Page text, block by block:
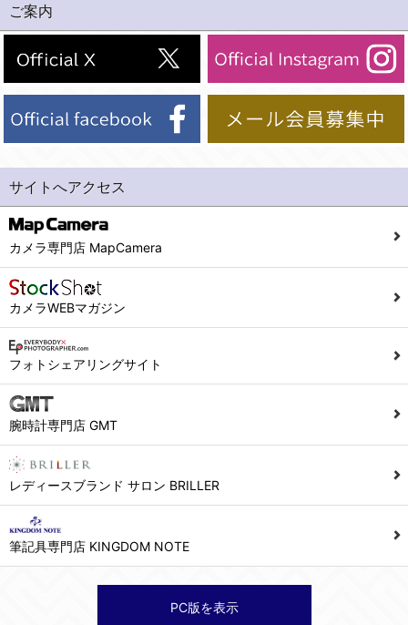
(2)法令等により開示を求められた場合。
(5)業務を円滑に進めるために、外部業者に個人データの一部又は全部の処理を委託する場合（ただし、委託する場合は委託した個人データの安全管理が図られるように、委託先に対する必要かつ適切な監督を行ないます）。
当社への個人情報の提供はお客様の任意ですが、必要な個人情報をご提供いただけない場合、当社のサービス等が利用できない場合がありますのでご了承下さい。
５．ご本人が容易に知覚できない方法による個人情報の取得
６．個人情報に関するお問合せ対応
(1)当社は、当社の保有する個人データに関し、ご本人から利用目的の通知，開示，内容の訂正，追加又は削除，利用の停止，消去及び第三者への提供の停止の請求などがあれば、ご本人の確認をさせていただいた上で、速やかに対応します。また当社の個人情報の取り扱いに関するご質問、ご相談にも対応いたします。尚、シュッピン会員のお客様は、当社が保有する個人データの削除を要求する権利があります。
(2)当社の個人情報に関するお問合せは、以下の窓口で承ります。お問合せの内容により必要な書類提出や質問へのご回答をお願いすることがあります。
シュッピン株式会社 個人情報相談窓口
Mail：privacy@syuppin.com (受付)
ご案内
サイトへアクセス
カメラ専門店 MapCamera
カメラWEBマガジン
フォトシェアリングサイト
腕時計専門店 GMT
レディースブランド サロン BRILLER
筆記具専門店 KINGDOM NOTE
PC版を表示